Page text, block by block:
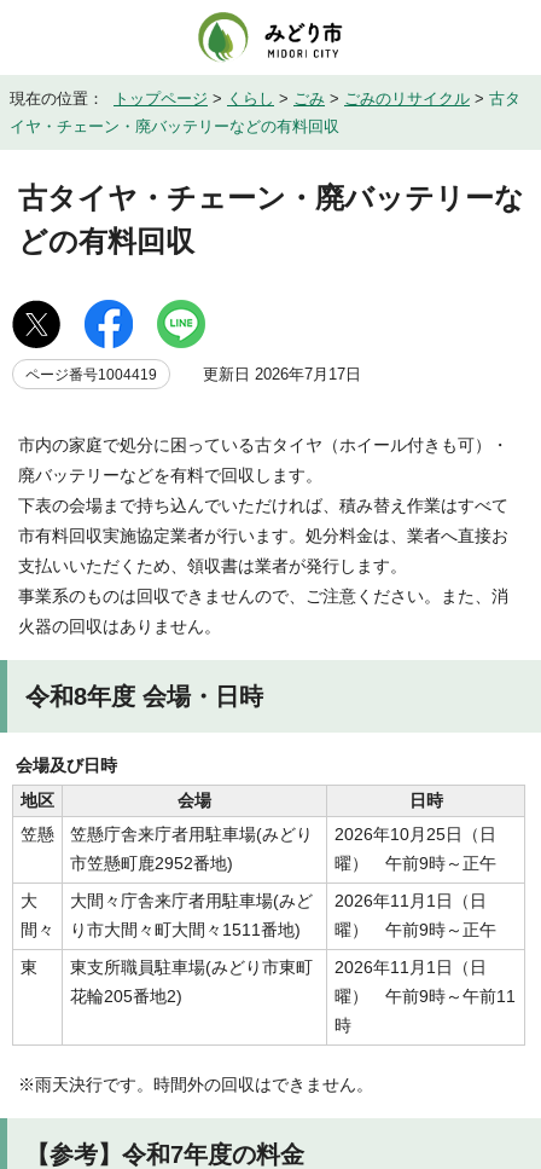
現在の位置： トップページ > くらし > ごみ > ごみのリサイクル > 古タ
イヤ・チェーン・廃バッテリーなどの有料回収
古タイヤ・チェーン・廃バッテリーな
どの有料回収
ページ番号1004419 更新日 2026年7月17日
市内の家庭で処分に困っている古タイヤ（ホイール付きも可）・
廃バッテリーなどを有料で回収します。
下表の会場まで持ち込んでいただければ、積み替え作業はすべて
市有料回収実施協定業者が行います。処分料金は、業者へ直接お
支払いいただくため、領収書は業者が発行します。
事業系のものは回収できませんので、ご注意ください。また、消
火器の回収はありません。
令和8年度 会場・日時
会場及び日時
地区 会場
日時
笠懸
笠懸庁舎来庁者用駐車場(みどり
市笠懸町鹿2952番地)
2026年10月25日（日
曜） 午前9時～正午
大
間々
大間々庁舎来庁者用駐車場(みど
り市大間々町大間々1511番地)
2026年11月1日（日
曜） 午前9時～正午
東
東支所職員駐車場(みどり市東町
花輪205番地2)
2026年11月1日（日
曜） 午前9時～午前11
時
※雨天決行です。時間外の回収はできません。
【参考】令和7年度の料金